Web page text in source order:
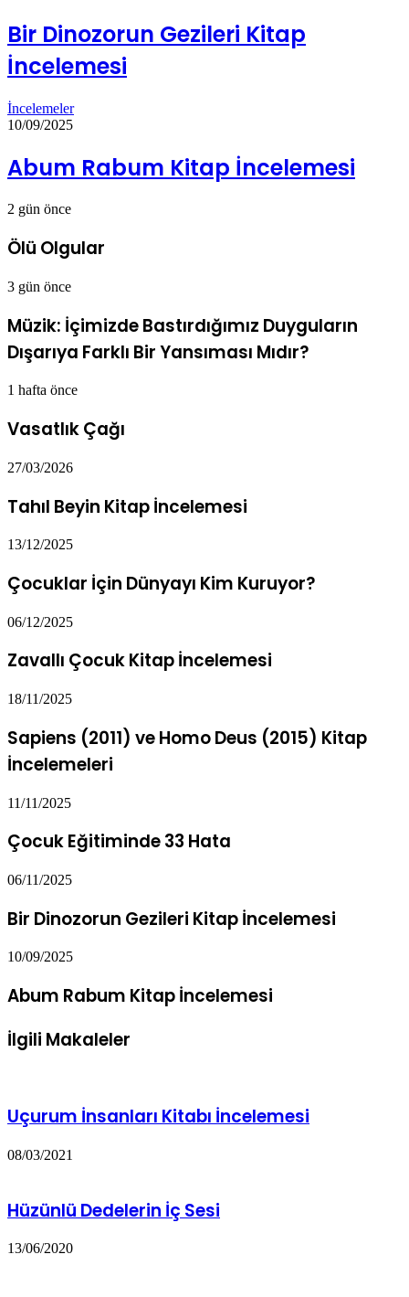
Bir Dinozorun Gezileri Kitap
İncelemesi
İncelemeler
10/09/2025
Abum Rabum Kitap İncelemesi
2 gün önce
Ölü Olgular
3 gün önce
Müzik: İçimizde Bastırdığımız Duyguların
Dışarıya Farklı Bir Yansıması Mıdır?
1 hafta önce
Vasatlık Çağı
27/03/2026
Tahıl Beyin Kitap İncelemesi
13/12/2025
Çocuklar İçin Dünyayı Kim Kuruyor?
06/12/2025
Zavallı Çocuk Kitap İncelemesi
18/11/2025
Sapiens (2011) ve Homo Deus (2015) Kitap
İncelemeleri
11/11/2025
Çocuk Eğitiminde 33 Hata
06/11/2025
Bir Dinozorun Gezileri Kitap İncelemesi
10/09/2025
Abum Rabum Kitap İncelemesi
İlgili Makaleler
Uçurum İnsanları Kitabı İncelemesi
08/03/2021
Hüzünlü Dedelerin İç Sesi
13/06/2020